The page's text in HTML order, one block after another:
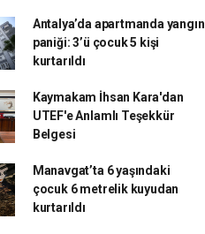
Antalya’da apartmanda yangın
paniği: 3’ü çocuk 5 kişi
kurtarıldı
Kaymakam İhsan Kara'dan
UTEF'e Anlamlı Teşekkür
Belgesi
Manavgat’ta 6 yaşındaki
çocuk 6 metrelik kuyudan
kurtarıldı